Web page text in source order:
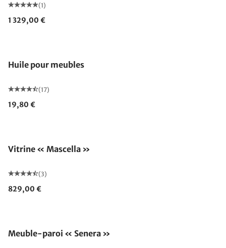
(1)
1 329,00 €
Huile pour meubles
(17)
19,80 €
Vitrine « Mascella »
(3)
829,00 €
Meuble-paroi « Senera »